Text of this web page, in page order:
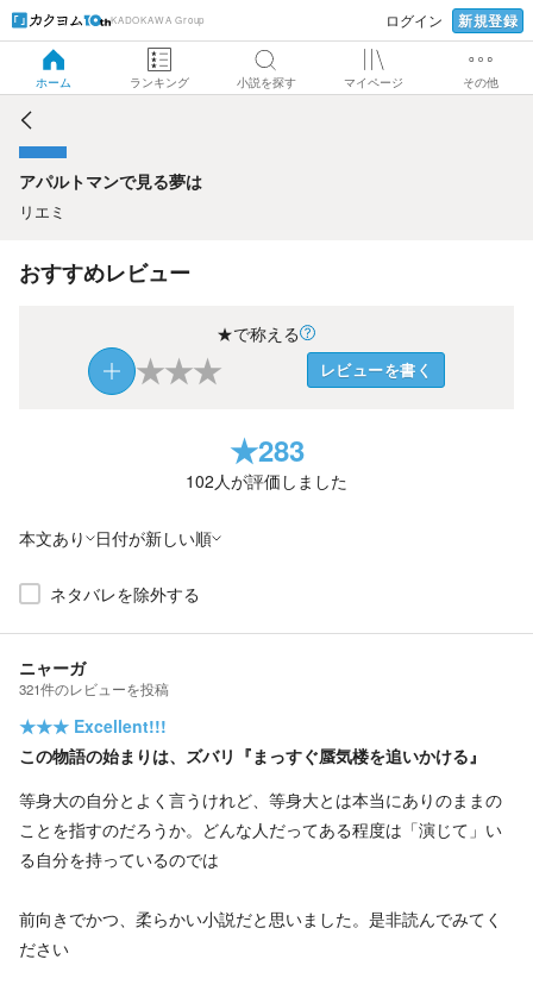
KADOKAWA Group ログイン 新規登録
ホーム ランキング 小説を探す マイページ その他
アパルトマンで見る夢は
アパルトマンで見る夢は
リエミ
おすすめレビュー
★で称える
★★★ レビューを書く
★283
102人が評価しました
本文あり 日付が新しい順
ネタバレを除外する
ニャーガ
321件のレビューを投稿
★★★ Excellent!!!
この物語の始まりは、ズバリ『まっすぐ蜃気楼を追いかける』
等身大の自分とよく言うけれど、等身大とは本当にありのままの
ことを指すのだろうか。どんな人だってある程度は「演じて」い
る自分を持っているのでは
前向きでかつ、柔らかい小説だと思いました。是非読んでみてく
ださい